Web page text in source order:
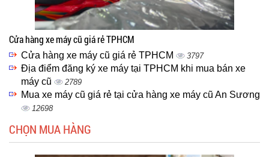
Cửa hàng xe máy cũ giá rẻ TPHCM
Cửa hàng xe máy cũ giá rẻ TPHCM 3797
Địa điểm đăng ký xe máy tại TPHCM khi mua bán xe
máy cũ
2789
Mua xe máy cũ giá rẻ tại cửa hàng xe máy cũ An Sương
12698
CHỌN MUA HÀNG